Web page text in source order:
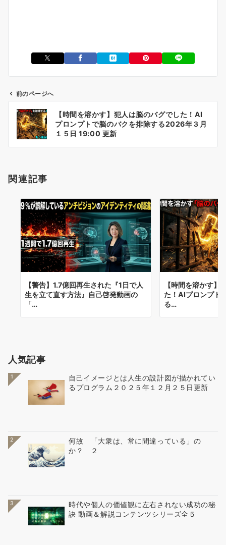
シ
前のページへ
【時間を溶かす】犯人は脳のバグでした！AI
プロンプトで脳のバクを排除する2026年３月
１５日 19:00 更新
関連記事
【警告】1.7億回再生された『1日で人
生を立て直す方法』自己啓発動画の
「…
【時間を溶かす】
た！AIプロンプト
る…
人気記事
1
自己イメージとは人生の設計図が描かれてい
るプログラム２０２５年１２月２５日更新
2
何故 「大衆は、常に間違っている」の
か？ ２
3
時代や個人の価値観に左右されない成功の秘
訣 動画＆解説コンテンツシリーズ全５